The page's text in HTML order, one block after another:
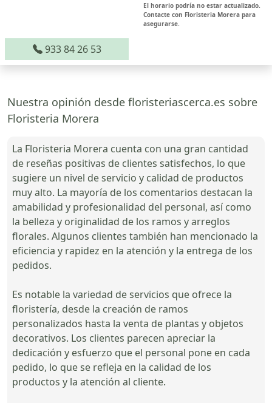
El horario podría no estar actualizado.
Contacte con Floristeria Morera para
asegurarse.
933 84 26 53
Nuestra opinión desde floristeriascerca.es sobre
Floristeria Morera
La Floristeria Morera cuenta con una gran cantidad
de reseñas positivas de clientes satisfechos, lo que
sugiere un nivel de servicio y calidad de productos
muy alto. La mayoría de los comentarios destacan la
amabilidad y profesionalidad del personal, así como
la belleza y originalidad de los ramos y arreglos
florales. Algunos clientes también han mencionado la
eficiencia y rapidez en la atención y la entrega de los
pedidos.
Es notable la variedad de servicios que ofrece la
floristería, desde la creación de ramos
personalizados hasta la venta de plantas y objetos
decorativos. Los clientes parecen apreciar la
dedicación y esfuerzo que el personal pone en cada
pedido, lo que se refleja en la calidad de los
productos y la atención al cliente.